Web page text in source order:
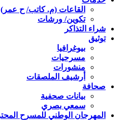
القاعات (م. كاتب/ ح عمر)
تكوين/ ورشات
شراء التذاكر
توثيق
بيوغرافيا
مسرحيات
منشورات
أرشيف الملصقات
صحافة
بيانات صحفية
سمعي بصري
المهرجان الوطني للمسرح